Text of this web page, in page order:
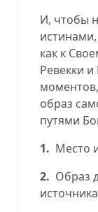
И, чтобы
как к
Ревекки
образ
путями
1. Место
2. Образ